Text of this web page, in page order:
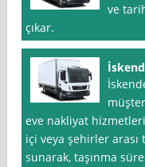
ve
çıkar.
eve nakliyat
içi veya şehirler arası
sunarak, taşınma